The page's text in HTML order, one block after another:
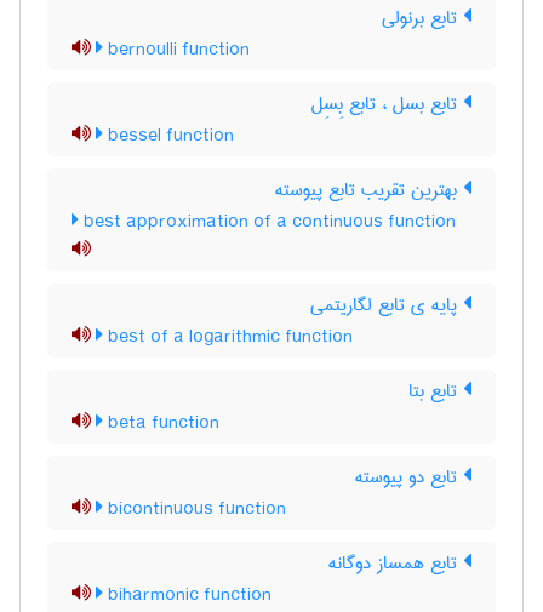
تابع برنولی
bernoulli function
تابع بسل ، تابع بِسِل
bessel function
بهترین تقریب تابع پیوسته
best approximation of a continuous function
پایه ی تابع لگاریتمی
best of a logarithmic function
تابع بتا
beta function
تابع دو پیوسته
bicontinuous function
تابع همساز دوگانه
biharmonic function